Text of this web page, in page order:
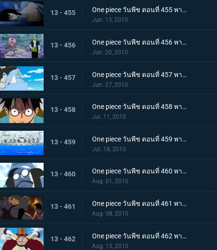
13 - 455 One piece วันพีช ตอนที่ 455 พากย์ไทย พรรคพวกอยู่ไหนกันบ้าง กองทัพปฏิวัติและกับดักในป่าชูชก!
Jun. 13, 2010
13 - 456 One piece วันพีช ตอนที่ 456 พากย์ไทย พรรคพวกอยู่ไหนกันบ้าง ป้ายหลุมศพยักษ์และหนี้บุญคุณกางเกงใน
Jun. 20, 2010
13 - 457 One piece วันพีช ตอนที่ 457 พากย์ไทย ตอนพิเศษรำลึกความหลังก่อนถึงศูนย์ใหญ่ - คำสาบานของพี่น้อง!
Jun. 27, 2010
13 - 458 One piece วันพีช ตอนที่ 458 พากย์ไทย ตอนพิเศษรำลึกความหลังก่อนถึงศูนย์ใหญ่ - การรวมตัวของสามพลเรือเอก
Jul. 11, 2010
13 - 459 One piece วันพีช ตอนที่ 459 พากย์ไทย เวลาออกศึกใกล้มาถึง! ทัพแกร่งไร้เทียมทานของกองทัพเรือ!
Jul. 18, 2010
13 - 460 One piece วันพีช ตอนที่ 460 พากย์ไทย กองเรือมหึมาปรากฏ! กลุ่มโจรสลัดหนวดขาวบุกมาแล้ว
Aug. 01, 2010
13 - 461 One piece วันพีช ตอนที่ 461 พากย์ไทย ศึกตัดสินเริ่มเปิดม่าน! อดีตระหว่าง เอส กับ หนวดขาว!
Aug. 08, 2010
13 - 462 One piece วันพีช ตอนที่ 462 พากย์ไทย พลังทำลายล้างโลก! ความสามารถของ ผลกุระ-กุระ
Aug. 15, 2010